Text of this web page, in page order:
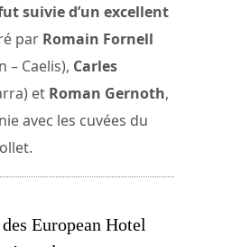
suivie d’un excellent
par Romain Fornell
– Caelis), Carles
et Roman Gernoth,
avec les cuvées du
European Hotel